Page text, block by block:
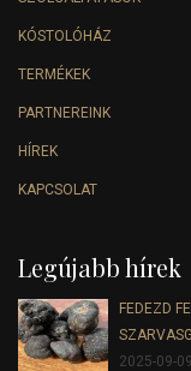
KÓSTOLÓHÁZ
TERMÉKEK
PARTNEREINK
HÍREK
KAPCSOLAT
Legújabb hírek
FEDEZD
2025-09-09